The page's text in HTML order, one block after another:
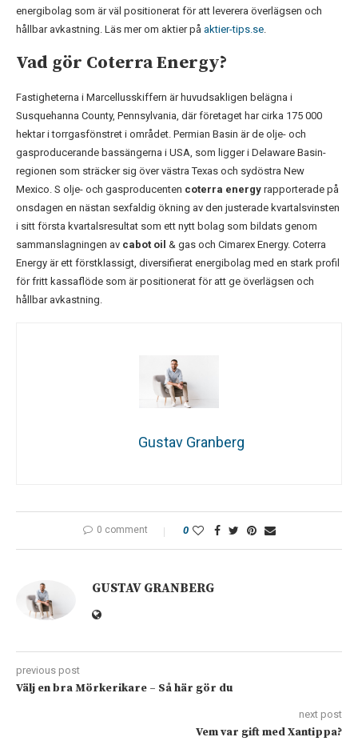
energibolag som är väl positionerat för att leverera överlägsen och
hållbar avkastning. Läs mer om aktier på aktier-tips.se
Vad gör Coterra Energy?
Fastigheterna i Marcellusskiffern är huvudsakligen belägna i
Susquehanna County, Pennsylvania, där företaget har cirka 175 000
hektar i torrgasfönstret i området. Permian Basin är de olje- och
gasproducerande bassängerna i USA, som ligger i Delaware Basin-
regionen som sträcker sig över västra Texas och sydöstra New
Mexico. S olje- och gasproducenten coterra energy rapporterade på
onsdagen en nästan sexfaldig ökning av den justerade kvartalsvinsten
i sitt första kvartalsresultat som ett nytt bolag som bildats genom
sammanslagningen av cabot oil & gas och Cimarex Energy. Coterra
Energy är ett förstklassigt, diversifierat energibolag med en stark profil
för fritt kassaflöde som är positionerat för att ge överlägsen och
hållbar avkastning.
Gustav Granberg
0 comment 0
GUSTAV GRANBERG
previous post
Välj en bra Mörkerikare – Så här gör du
next post
Vem var gift med Xantippa?